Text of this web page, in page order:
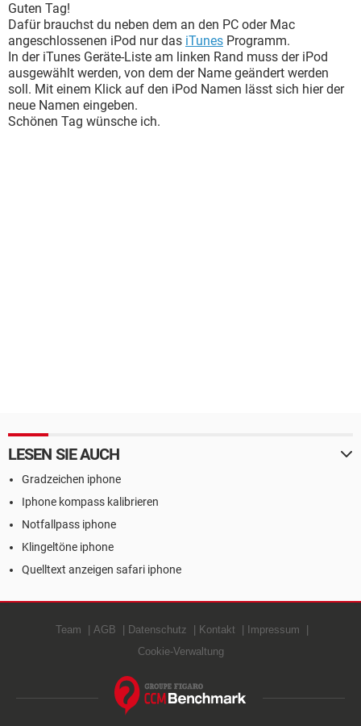
Guten Tag!
Dafür brauchst du neben dem an den PC oder Mac
angeschlossenen iPod nur das iTunes Programm.
In der iTunes Geräte-Liste am linken Rand muss der iPod
ausgewählt werden, von dem der Name geändert werden
soll. Mit einem Klick auf den iPod Namen lässt sich hier der
neue Namen eingeben.
Schönen Tag wünsche ich.
LESEN SIE AUCH
Gradzeichen iphone
Iphone kompass kalibrieren
Notfallpass iphone
Klingeltöne iphone
Quelltext anzeigen safari iphone
Team AGB Datenschutz Kontakt
Impressum
Cookie-Verwaltung